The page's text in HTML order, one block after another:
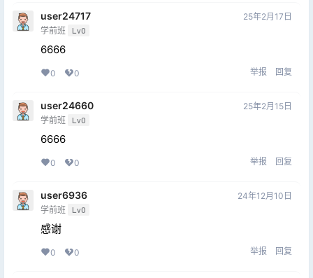
user24717
学前班 Lv0
25年2月17日
6666
0 0 举报 回复
user24660
学前班 Lv0
25年2月15日
6666
0 0 举报 回复
user6936
学前班 Lv0
24年12月10日
感谢
0 0 举报 回复